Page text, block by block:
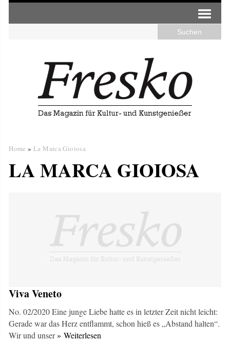
Home » La Marca Gioiosa
LA MARCA GIOIOSA
Viva Veneto
No. 02/2020 Eine junge Liebe hatte es in letzter Zeit nicht leicht:
Gerade war das Herz entflammt, schon hieß es „Abstand halten“.
Wir und unser» Weiterlesen